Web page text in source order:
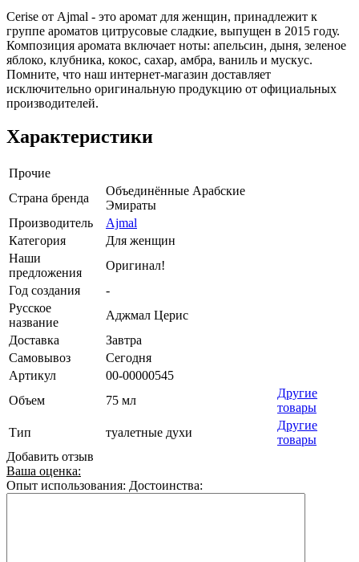
Cerise от Ajmal - это аромат для женщин, принадлежит к
группе ароматов цитрусовые сладкие, выпущен в 2015 году.
Композиция аромата включает ноты: апельсин, дыня, зеленое
яблоко, клубника, кокос, сахар, амбра, ваниль и мускус.
Помните, что наш интернет-магазин доставляет
исключительно оригинальную продукцию от официальных
производителей.
Характеристики
Прочие
Страна бренда
Объединённые Арабские
Эмираты
Производитель
Ajmal
Категория
Для женщин
Наши
предложения
Оригинал!
Год создания
-
Русское
название
Аджмал Церис
Доставка
Завтра
Самовывоз
Сегодня
Артикул
00-00000545
Объем
75 мл
Другие
товары
Тип
туалетные духи
Другие
товары
Добавить отзыв
Ваша оценка:
Опыт использования: Достоинства: